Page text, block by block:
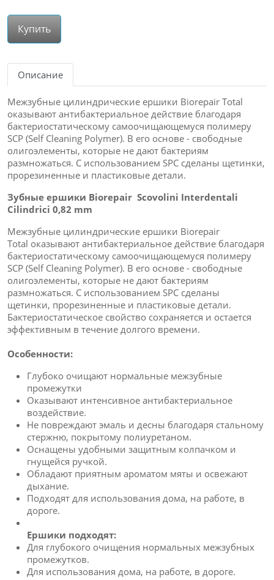
Купить
Описание
Межзубные цилиндрические ершики Biorepair Total
оказывают антибактериальное действие благодаря
бактериостатическому самоочищающемуся полимеру
SCP (Self Cleaning Polymer). В его основе - свободные
олигоэлементы, которые не дают бактериям
размножаться. С использованием SPC сделаны щетинки,
прорезиненные и пластиковые детали.
Зубные ершики Biorepair Scovolini Interdentali
Cilindrici 0,82 mm
Межзубные цилиндрические ершики Biorepair
Total оказывают антибактериальное действие благодаря
бактериостатическому самоочищающемуся полимеру
SCP (Self Cleaning Polymer). В его основе - свободные
олигоэлементы, которые не дают бактериям
размножаться. С использованием SPC сделаны
щетинки, прорезиненные и пластиковые детали.
Бактериостатическое свойство сохраняется и остается
эффективным в течение долгого времени.
Особенности:
Глубоко очищают нормальные межзубные
промежутки
Оказывают интенсивное антибактериальное
воздействие.
Не повреждают эмаль и десны благодаря стальному
стержню, покрытому полиуретаном.
Оснащены удобными защитным колпачком и
гнущейся ручкой.
Обладают приятным ароматом мяты и освежают
дыхание.
Подходят для использования дома, на работе, в
дороге.
Ершики подходят:
Для глубокого очищения нормальных межзубных
промежутков.
Для использования дома, на работе, в дороге.